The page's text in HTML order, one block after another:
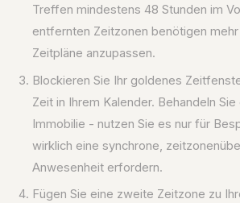
Treffen mindestens 48 Stunden im
entfernten Zeitzonen benötigen
Zeitpläne anzupassen.
Blockieren Sie Ihr goldenes
Zeit in Ihrem Kalender. Behandeln
Immobilie - nutzen Sie es nur für
wirklich eine synchrone,
Anwesenheit erfordern.
Fügen Sie eine zweite Zeitzone zu